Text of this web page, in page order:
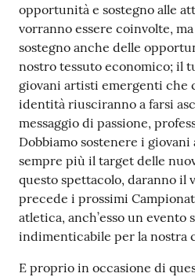
Tutti
gli
argomenti...
Seguici
su
opportunità e sostegno alle
vorranno essere coinvolte,
sostegno anche delle
nostro tessuto economico; il
giovani artisti emergenti che
identità riusciranno a farsi
messaggio di passione,
Dobbiamo sostenere i
sempre più il target delle
questo spettacolo, daranno il
precede i prossimi
atletica, anch’esso un evento
indimenticabile per la nostra
E proprio in occasione di